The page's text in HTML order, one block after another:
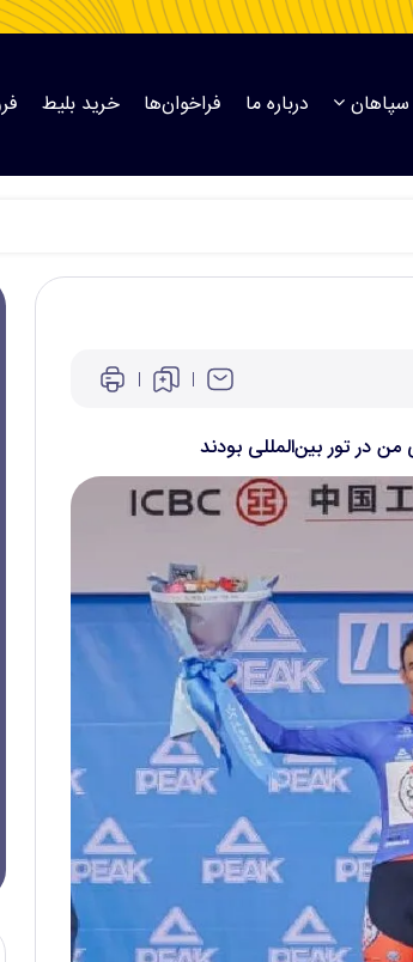
سپاهان درباره ما فراخوان‌ها خرید بلیط
من در تور بین‌المللی بودند